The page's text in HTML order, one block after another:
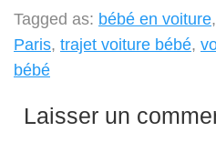
Tagged as: bébé en voiture,
Paris, trajet voiture bébé,
bébé
Laisser un